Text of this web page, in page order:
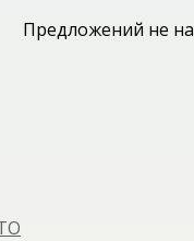
Предложений не